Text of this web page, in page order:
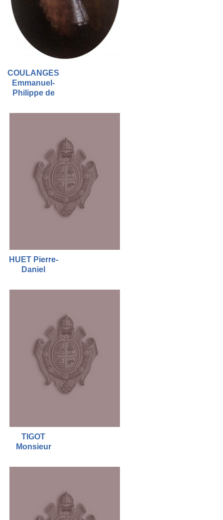
COULANGES
Emmanuel-
Philippe de
HUET Pierre-
Daniel
TIGOT
Monsieur